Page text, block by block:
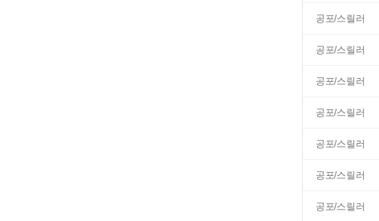
공포/스릴러
공포/스릴러
공포/스릴러
공포/스릴러
공포/스릴러
공포/스릴러
공포/스릴러